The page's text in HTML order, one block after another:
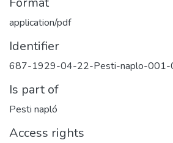
application/pdf
Identifier
687-1929-04-22-Pesti-naplo-
Is part of
Pesti napló
Access rights